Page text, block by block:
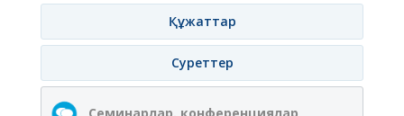
Құжаттар
Суреттер
Семинарлар, конференциялар